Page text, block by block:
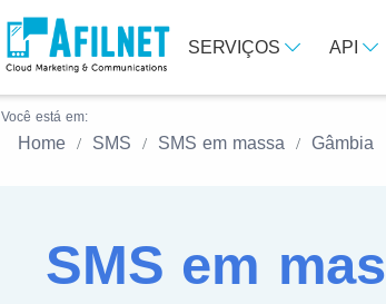
SERVIÇOS API
Você está em:
Home SMS SMS em massa Gâmbia
SMS em